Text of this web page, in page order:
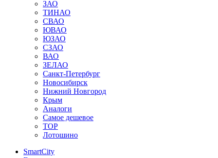
ЗАО
ТИНАО
СВАО
ЮВАО
ЮЗАО
СЗАО
ВАО
ЗЕЛАО
Санкт-Петербург
Новосибирск
Нижний Новгород
Крым
Аналоги
Самое дешевое
TOP
Лотошино
SmartCity